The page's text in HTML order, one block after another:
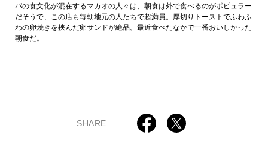
パの食文化が混在するマカオの人々は、朝食は外で食べるのがポピュラー
だそうで、この店も毎朝地元の人たちで超満員。厚切りトーストでふわふ
わの卵焼きを挟んだ卵サンドが絶品。最近食べたなかで一番おいしかった
朝食だ。
SHARE